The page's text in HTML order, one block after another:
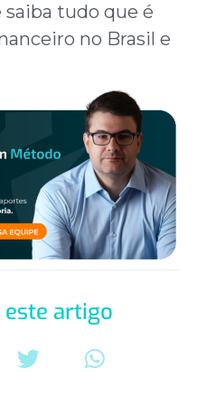
saiba tudo que é
no Brasil e
artigo